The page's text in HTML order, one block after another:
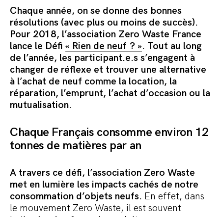
Chaque année, on se donne des bonnes
résolutions (avec plus ou moins de succès).
Pour 2018, l’association Zero Waste France
lance le Défi « Rien de neuf ? ». Tout au long
de l’année, les participant.e.s s’engagent à
changer de réflexe et trouver une alternative
à l’achat de neuf comme la location, la
réparation, l’emprunt, l’achat d’occasion ou la
mutualisation.
Chaque Français consomme environ 12
tonnes de matières par an
A travers ce défi, l’association Zero Waste
met en lumière les impacts cachés de notre
consommation d’objets neufs. En effet, dans
le mouvement Zero Waste, il est souvent
Continuer de lire l’article
Commander le pack